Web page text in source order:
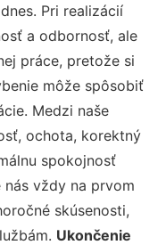
Pri realizácií
a odbornosť, ale
práce, pretože si
môže spôsobiť
Medzi naše
ochota, korektný
spokojnosť
vždy na prvom
skúsenosti,
Ukončenie